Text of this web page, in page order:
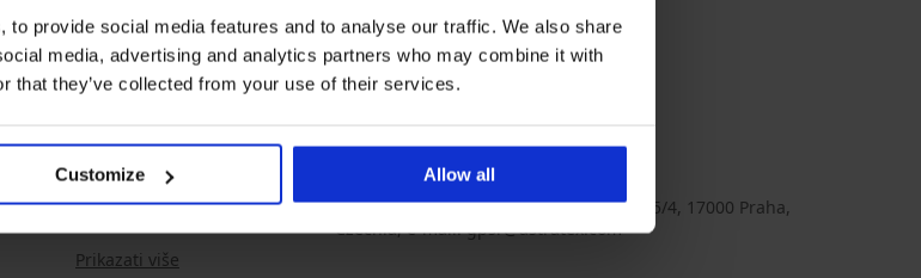
provide social media features and to analyse our traffic. We also share
media, advertising and analytics partners who may combine it with
that they’ve collected from your use of their services.
Customize Allow all
Vezanje na bokovima
Donji dio brazilskog kroja
Materijal
82% Poliamid, 18% Elastan (spandex)
Kod artikla
ATX1M_sada
EAN
, 6181692633692
Brand
Proizvođač
ASTRATEX a.s., adresa: Na Maninách 315/4, 17000 Praha,
Czechia, e-mail: gpsr@astratex.com
Prikazati više